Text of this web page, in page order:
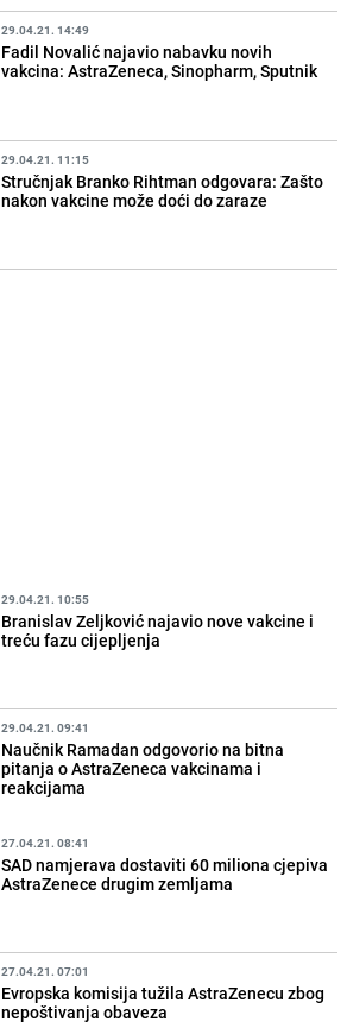
29.04.21. 14:49
Fadil Novalić najavio nabavku novih
vakcina: AstraZeneca, Sinopharm, Sputnik
29.04.21. 11:15
Stručnjak Branko Rihtman odgovara: Zašto
nakon vakcine može doći do zaraze
29.04.21. 10:55
Branislav Zeljković najavio nove vakcine i
treću fazu cijepljenja
29.04.21. 09:41
Naučnik Ramadan odgovorio na bitna
pitanja o AstraZeneca vakcinama i
reakcijama
27.04.21. 08:41
SAD namjerava dostaviti 60 miliona cjepiva
AstraZenece drugim zemljama
27.04.21. 07:01
Evropska komisija tužila AstraZenecu zbog
nepoštivanja obaveza